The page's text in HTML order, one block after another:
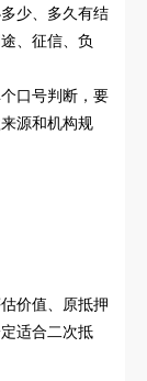
少、多久有结
、征信、负
口号判断，要
源和机构规
价值、原抵押
适合二次抵